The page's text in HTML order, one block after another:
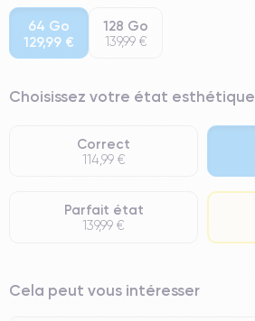
64 Go
129,99 €
128 Go
139,99 €
Choisissez votre état esthétique
Correct
114,99 €
Parfait état
139,99 €
⭐ Premium
Cela peut vous intéresser